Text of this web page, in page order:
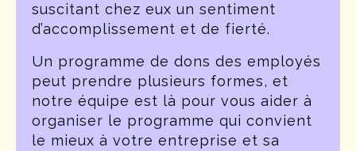
suscitant chez eux un sentiment
d’accomplissement et de fierté.
Un programme de dons des employés
peut prendre plusieurs formes, et
notre équipe est là pour vous aider à
organiser le programme qui convient
le mieux à votre entreprise et sa